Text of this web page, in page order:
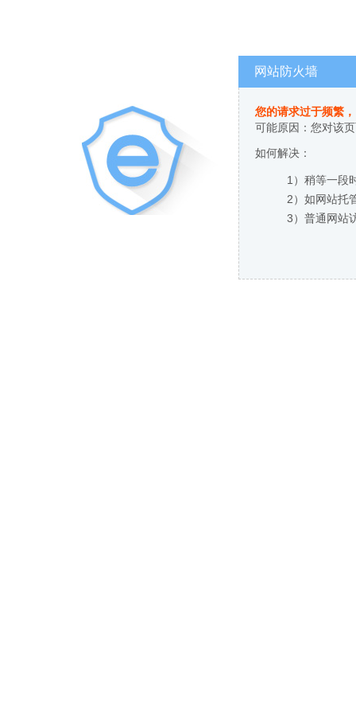
网站防火墙
您的请求过于频繁
可能原因：您对该
如何解决：
1）稍等一段
2）如网站托
3）普通网站